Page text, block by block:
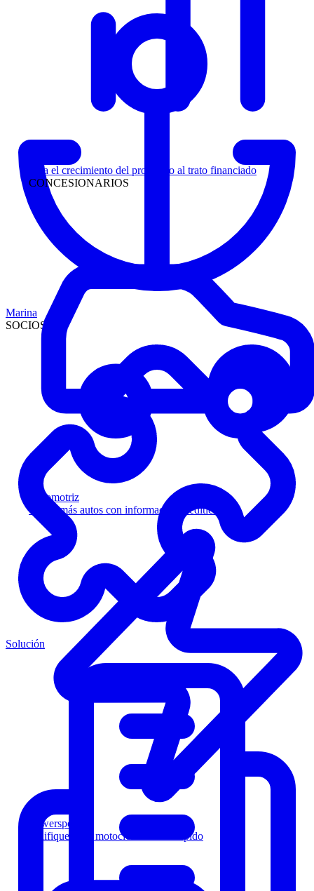
Siga el crecimiento del prospecto al trato financiado
CONCESIONARIOS
Automotriz
Venda más autos con información crediticia
Powersports
Califique a los motociclistas más rápido
Marina
SOCIOS
Solución